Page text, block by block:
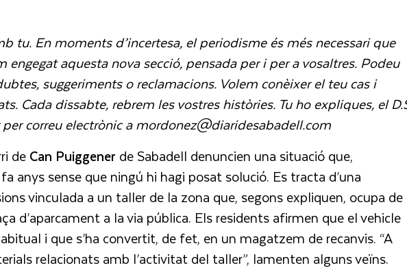
tu. En moments d’incertesa, el periodisme és més necessari que
aquesta nova secció, pensada per i per a vosaltres. Podeu
suggeriments o reclamacions. Volem conèixer el teu cas i
Cada dissabte, rebrem les vostres històries. Tu ho expliques, el
correu electrònic a mordonez@diaridesabadell.com
deCan Puiggener de Sabadell denuncien una situació que,
anys sense que ningú hi hagi posat solució. Es tracta d’una
vinculada a un taller de la zona que, segons expliquen, ocupa de
d’aparcament a la via pública. Els residents afirmen que el vehicle
i que s’ha convertit, de fet, en un magatzem de recanvis. “A
relacionats amb l’activitat del taller”, lamenten alguns veïns.